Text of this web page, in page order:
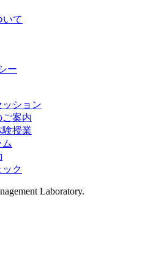
いて
ー
ション
案内
授業
ク
Laboratory.